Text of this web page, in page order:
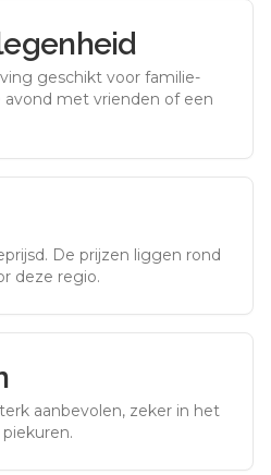
geschikt voor familie-
avond met vrienden of een
. De prijzen liggen rond
deze regio.
aanbevolen, zeker in het